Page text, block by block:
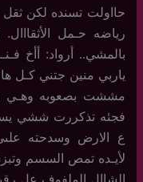
حااولت تسنده لكن
رياضه حـمل
بالمشي.. أرواد: أأخ
ياربي منين جتني كـل
مششت بصعوبه وهـي
فجئه تذكررت ششي
ع الارض وسدحته
لأيـده تمص السسم
الشاال الملفوف عل